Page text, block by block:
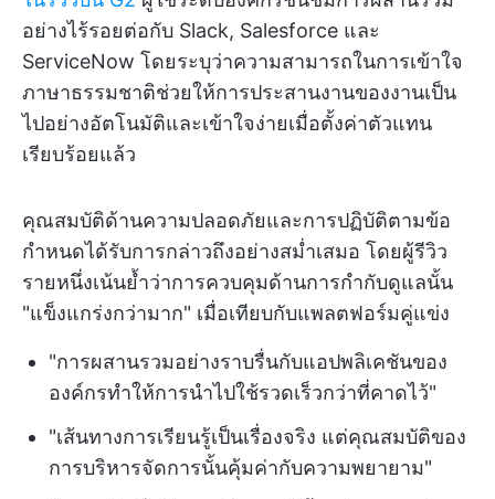
อย่างไร้รอยต่อกับ Slack, Salesforce และ
ServiceNow โดยระบุว่าความสามารถในการเข้าใจ
ภาษาธรรมชาติช่วยให้การประสานงานของงานเป็น
ไปอย่างอัตโนมัติและเข้าใจง่ายเมื่อตั้งค่าตัวแทน
เรียบร้อยแล้ว
คุณสมบัติด้านความปลอดภัยและการปฏิบัติตามข้อ
กำหนดได้รับการกล่าวถึงอย่างสม่ำเสมอ โดยผู้รีวิว
รายหนึ่งเน้นย้ำว่าการควบคุมด้านการกำกับดูแลนั้น
"แข็งแกร่งกว่ามาก" เมื่อเทียบกับแพลตฟอร์มคู่แข่ง
"การผสานรวมอย่างราบรื่นกับแอปพลิเคชันของ
องค์กรทำให้การนำไปใช้รวดเร็วกว่าที่คาดไว้"
"เส้นทางการเรียนรู้เป็นเรื่องจริง แต่คุณสมบัติของ
การบริหารจัดการนั้นคุ้มค่ากับความพยายาม"